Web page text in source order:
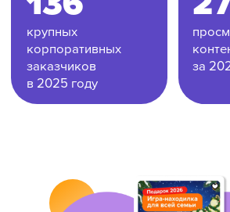
90% розничных продаж, и чтобы
поддерживать этот взрывной рост,
бесперебойно отгружать огромные
партии на склады и выпускать новинки,